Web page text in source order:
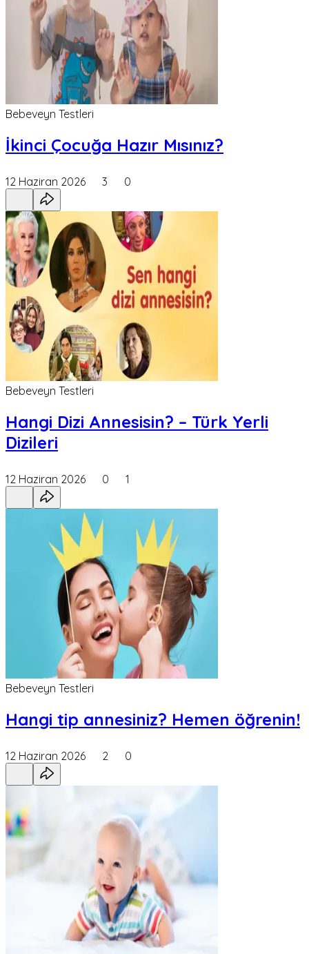
Bebeveyn Testleri
İkinci Çocuğa Hazır Mısınız?
12 Haziran 2026 3 0
Bebeveyn Testleri
Hangi Dizi Annesisin? – Türk Yerli
Dizileri
12 Haziran 2026 0 1
Bebeveyn Testleri
Hangi tip annesiniz? Hemen öğrenin!
12 Haziran 2026 2 0